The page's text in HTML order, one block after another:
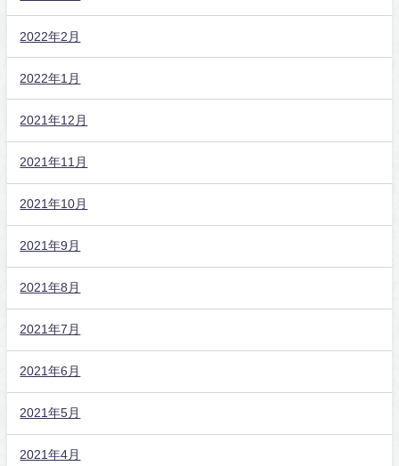
2022年2月
2022年1月
2021年12月
2021年11月
2021年10月
2021年9月
2021年8月
2021年7月
2021年6月
2021年5月
2021年4月